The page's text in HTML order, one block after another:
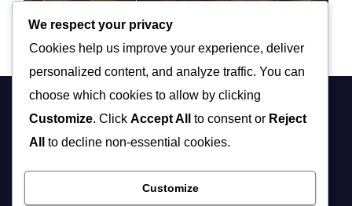
We respect your privacy
Cookies help us improve your experience, deliver
personalized content, and analyze traffic. You can
choose which cookies to allow by clicking
Customize. Click Accept All to consent or Reject
All
to decline non-essential cookies.
Customize